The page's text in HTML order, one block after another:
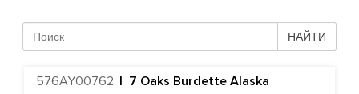
Айрширская порода
НАЙТИ
576AY00762 7 Oaks Burdette Alaska